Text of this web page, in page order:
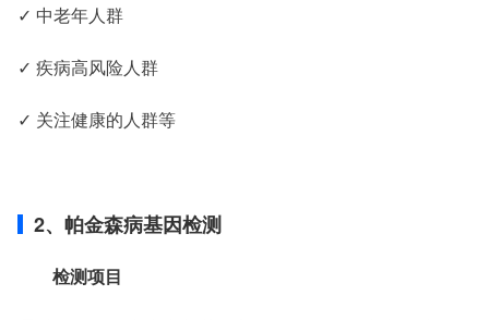
✓ 中老年人群
✓ 疾病高风险人群
✓ 关注健康的人群等
2、帕金森病基因检测
检测项目